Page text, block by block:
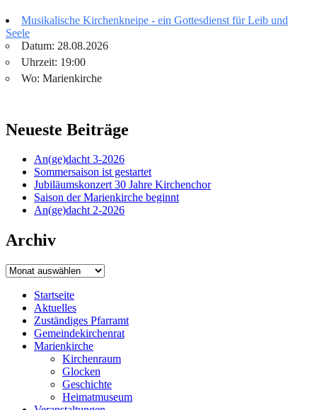
Musikalische Kirchenkneipe - ein Gottesdienst für Leib und
Seele
Datum: 28.08.2026
Uhrzeit: 19:00
Wo: Marienkirche
Neueste Beiträge
An(ge)dacht 3-2026
Sommersaison ist gestartet
Jubiläumskonzert 30 Jahre Kirchenchor
Saison der Marienkirche beginnt
An(ge)dacht 2-2026
Archiv
Archiv
Startseite
Aktuelles
Zuständiges Pfarramt
Gemeindekirchenrat
Marienkirche
Kirchenraum
Glocken
Geschichte
Heimatmuseum